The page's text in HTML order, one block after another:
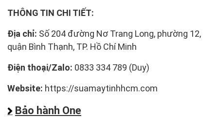
THÔNG TIN CHI TIẾT:
Địa chỉ: Số 204 đường Nơ Trang Long, phường 12,
quận Bình Thạnh, TP. Hồ Chí Minh
Điện thoại/Zalo: 0833 334 789 (Duy)
Website: https://suamaytinhhcm.com
Bảo hành One